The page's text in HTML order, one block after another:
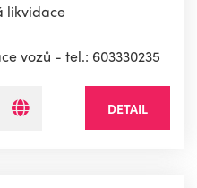
likvidace
vozů - tel.: 603330235
DETAIL